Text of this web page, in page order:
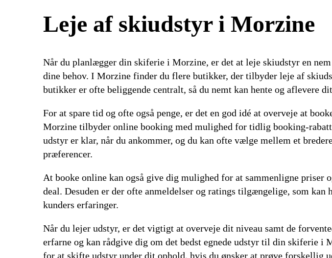
Leje af skiudstyr i Morzine
Når du planlægger din skiferie i Morzine, er det at leje skiudstyr en
dine behov. I Morzine finder du flere butikker, der tilbyder leje af
butikker er ofte beliggende centralt, så du nemt kan hente og aflevere
For at spare tid og ofte også penge, er det en god idé at overveje at
Morzine tilbyder online booking med mulighed for tidlig booking-
udstyr er klar, når du ankommer, og du kan ofte vælge mellem et
præferencer.
At booke online kan også give dig mulighed for at sammenligne priser
deal. Desuden er der ofte anmeldelser og ratings tilgængelige, som
kunders erfaringer.
Når du lejer udstyr, er det vigtigt at overveje dit niveau samt de
erfarne og kan rådgive dig om det bedst egnede udstyr til din skiferie
for at skifte udstyr under dit ophold, hvis du ønsker at prøve forskellig